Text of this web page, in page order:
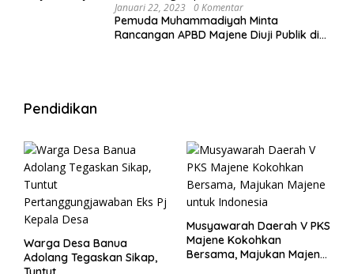
Januari 22, 2023 0 Komentar
Pemuda Muhammadiyah Minta
Rancangan APBD Majene Diuji Publik di
Pendidikan
Warga Desa Banua
Adolang Tegaskan Sikap,
Musyawarah Daerah V PKS
Majene Kokohkan
Bersama, Majukan Majene